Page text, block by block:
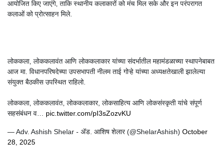
आयोजित किए जाएंगे, ताकि स्थानीय कलाकारों को मंच मिल सके और इन परंपरागत
कलाओं को प्रोत्साहन मिले.
लोककला, लोककलावंत आणि लोककलाकार यांच्या संदर्भातील महामंडळाच्या स्थापनेबाबत
आज मा. विधानपरिषदेच्या उपसभापती नीलम ताई गोऱ्हे यांच्या अध्यक्षतेखाली झालेल्या
संयुक्त बैठकीस उपस्थित राहिलो.
लोककला, लोककलावंत, लोककलाकार, लोकसाहित्य आणि लोकसंस्कृती यांचे संपूर्ण
सहसंबंधन व… pic.twitter.com/pI3sZozvKU
— Adv. Ashish Shelar - ॲड. आशिष शेलार (@ShelarAshish) October
28, 2025